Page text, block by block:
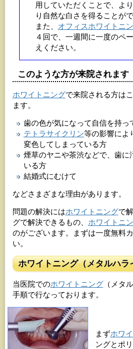
用していただくことで、よ
り自然な白さを得ることがで
また、 オフィスホワイトニ
４回で、一週間に一度のペ
えください。
このような方が来院されます
ホワイトニングで来院される方は
ます。
歯の色が気になって自信を持っ
テトラサイクリン等の影響によ
変色してしまっている方
煙草のヤニや茶渋などで、歯
いる方
結婚式にむけて
などさまざまな理由があります。
問題の解決にはホワイトニングで
グで解決できるもの、 ホワイトニ
のがございます。まずは一度無料
い。
ホワイトニング（メタルハラ
当医院でのホワイトニング（ メタ
手順で行なっております。
まずホワ
ングとポ